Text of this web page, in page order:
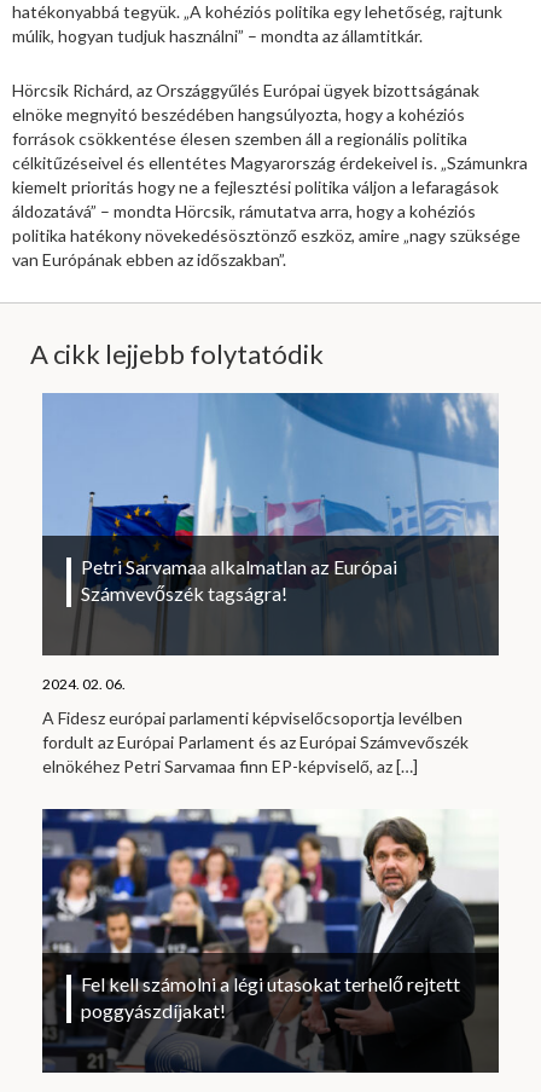
hatékonyabbá tegyük. „A kohéziós politika egy lehetőség, rajtunk
múlik, hogyan tudjuk használni” – mondta az államtitkár.
Hörcsik Richárd, az Országgyűlés Európai ügyek bizottságának
elnöke megnyitó beszédében hangsúlyozta, hogy a kohéziós
források csökkentése élesen szemben áll a regionális politika
célkitűzéseivel és ellentétes Magyarország érdekeivel is. „Számunkra
kiemelt prioritás hogy ne a fejlesztési politika váljon a lefaragások
áldozatává” – mondta Hörcsik, rámutatva arra, hogy a kohéziós
politika hatékony növekedésösztönző eszköz, amire „nagy szüksége
van Európának ebben az időszakban”.
A cikk lejjebb folytatódik
Petri Sarvamaa alkalmatlan az Európai
Számvevőszék tagságra!
2024. 02. 06.
A Fidesz európai parlamenti képviselőcsoportja levélben
fordult az Európai Parlament és az Európai Számvevőszék
elnökéhez Petri Sarvamaa finn EP-képviselő, az[…]
Fel kell számolni a légi utasokat terhelő rejtett
poggyászdíjakat!